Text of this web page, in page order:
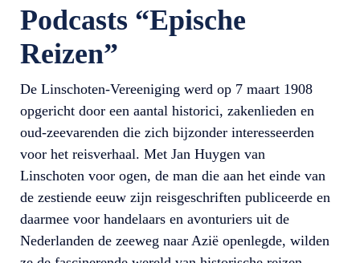
Podcasts “Epische
Reizen”
De Linschoten-Vereeniging werd op 7 maart 1908
opgericht door een aantal historici, zakenlieden en
oud-zeevarenden die zich bijzonder interesseerden
voor het reisverhaal. Met Jan Huygen van
Linschoten voor ogen, de man die aan het einde van
de zestiende eeuw zijn reisgeschriften publiceerde en
daarmee voor handelaars en avonturiers uit de
Nederlanden de zeeweg naar Azië openlegde, wilden